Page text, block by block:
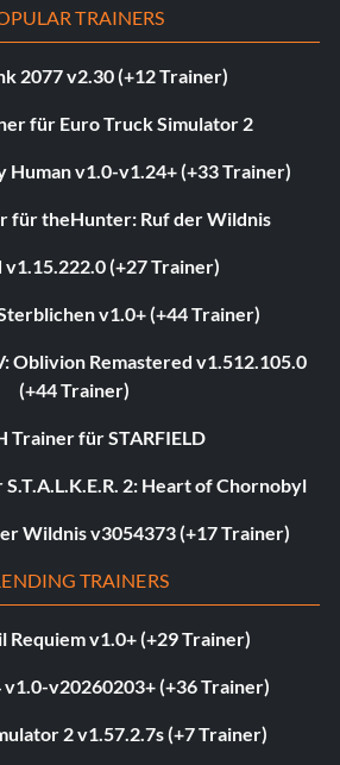
TRAINERS
2077 v2.30 (+12 Trainer)
für Euro Truck Simulator 2
Human v1.0-v1.24+ (+33 Trainer)
für theHunter: Ruf der Wildnis
(+27 Trainer)
v1.0+ (+44 Trainer)
Oblivion Remastered v1.512.105.0
(+44 Trainer)
Trainer für STARFIELD
2: Heart of Chornobyl
Wildnis v3054373 (+17 Trainer)
TRAINERS
Requiem v1.0+ (+29 Trainer)
v1.0-v20260203+ (+36 Trainer)
2 v1.57.2.7s (+7 Trainer)